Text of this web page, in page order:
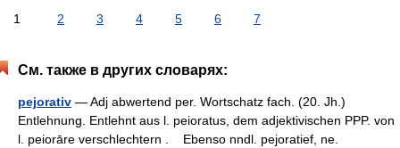
1 2 3 4 5 6 7
См. также в других словарях:
pejorativ — Adj abwertend per. Wortschatz fach. (20. Jh.)
Entlehnung. Entlehnt aus l. peioratus, dem adjektivischen PPP. von
l. peiorāre verschlechtern . Ebenso nndl. pejoratief, ne.